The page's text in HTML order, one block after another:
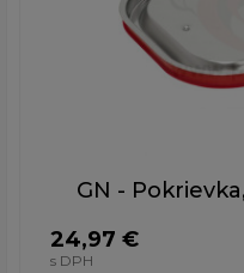
GN -
24,97 €
s DPH